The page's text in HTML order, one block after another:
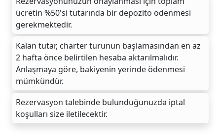
ücretin %50'si tutarında bir depozito ödenmesi
gerekmektedir.
Kalan tutar, charter turunun başlamasından en az
2 hafta önce belirtilen hesaba aktarılmalıdır.
Anlaşmaya göre, bakiyenin yerinde ödenmesi
mümkündür.
Rezervasyon talebinde bulunduğunuzda iptal
koşulları size iletilecektir.